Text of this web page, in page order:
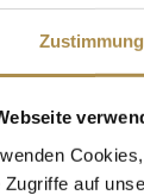
Zustimmung
Zugriffe auf